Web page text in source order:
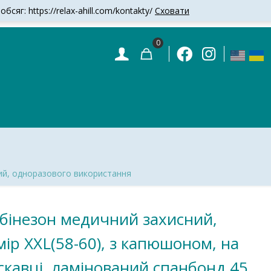
0
одноразового використання
медичний захисний,
XXL(58-60), з капюшоном, на
обсяг: https://relax-ahill.com/kontakty/ Сховати